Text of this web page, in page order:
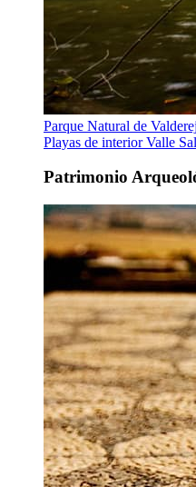
Parque Natural de
Playas de interiorValle
Patrimonio